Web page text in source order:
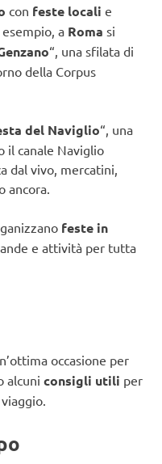
con feste locali e
a Roma si
“, una sfilata di
della Corpus
del Naviglio“, una
il canale Naviglio
dal vivo, mercatini,
ancora.
feste in
e attività per tutta
occasione per
alcuni consigli utili per